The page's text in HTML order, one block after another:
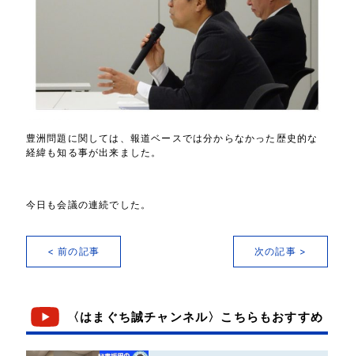
豊洲問題に関しては、報道ベースでは分からなかった歴史的な
経緯も知る事が出来ました。
今日も会議の連続でした。
< 前の記事 次の記事 >
〈はまぐち誠チャンネル〉こちらもおすすめ